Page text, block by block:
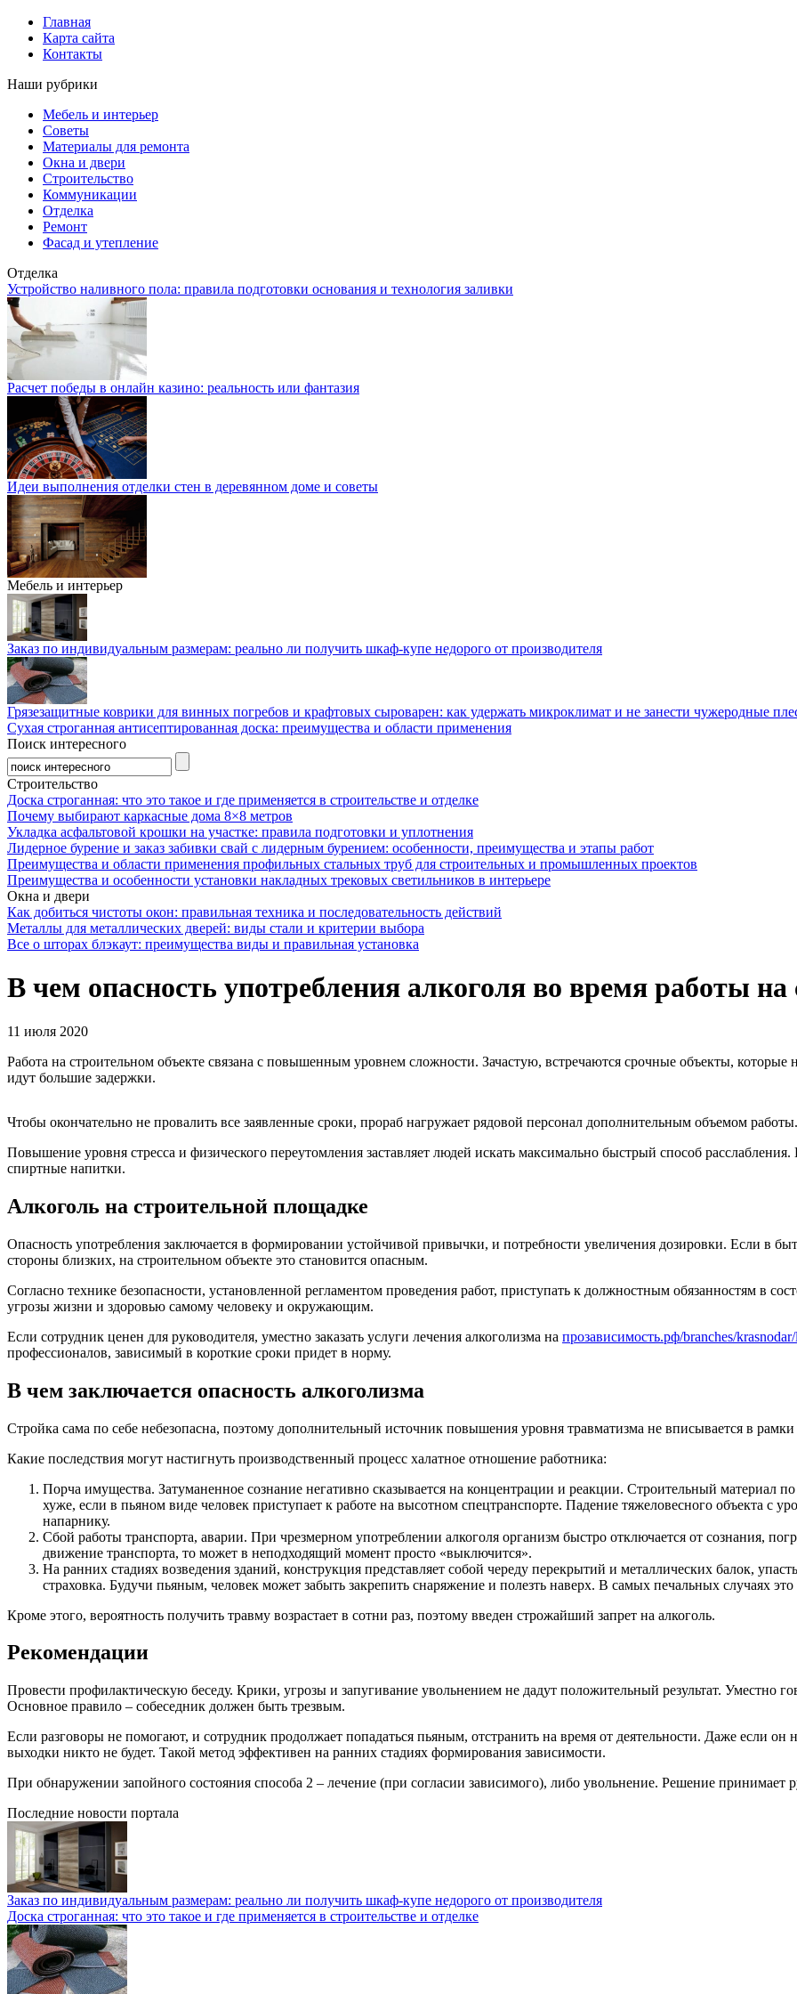
Главная
Карта сайта
Контакты
Наши рубрики
Мебель и интерьер
Советы
Материалы для ремонта
Окна и двери
Строительство
Коммуникации
Отделка
Ремонт
Фасад и утепление
Отделка
Устройство наливного пола: правила подготовки основания и технология заливки
Расчет победы в онлайн казино: реальность или фантазия
Идеи выполнения отделки стен в деревянном доме и советы
Мебель и интерьер
Заказ по индивидуальным размерам: реально ли получить шкаф-купе недорого от производителя
Грязезащитные коврики для винных погребов и крафтовых сыроварен: как удержать микроклимат и не занести чужеродные
Сухая строганная антисептированная доска: преимущества и области применения
Поиск интересного
Строительство
Доска строганная: что это такое и где применяется в строительстве и отделке
Почему выбирают каркасные дома 8×8 метров
Укладка асфальтовой крошки на участке: правила подготовки и уплотнения
Лидерное бурение и заказ забивки свай с лидерным бурением: особенности, преимущества и этапы работ
Преимущества и области применения профильных стальных труб для строительных и промышленных проектов
Преимущества и особенности установки накладных трековых светильников в интерьере
Окна и двери
Как добиться чистоты окон: правильная техника и последовательность действий
Металлы для металлических дверей: виды стали и критерии выбора
Все о шторах блэкаут: преимущества виды и правильная установка
В чем опасность употребления алкоголя во время работы на
11 июля 2020
Работа на строительном объекте связана с повышенным уровнем сложности. Зачастую, встречаются срочные объекты,
идут большие задержки.
Чтобы окончательно не провалить все заявленные сроки, прораб нагружает рядовой персонал дополнительным объемом работы.
Повышение уровня стресса и физического переутомления заставляет людей искать максимально быстрый способ
спиртные напитки.
Алкоголь на строительной площадке
Опасность употребления заключается в формировании устойчивой привычки, и потребности увеличения дозировки. Если в
стороны близких, на строительном объекте это становится опасным.
Согласно технике безопасности, установленной регламентом проведения работ, приступать к должностным обязанностям в
угрозы жизни и здоровью самому человеку и окружающим.
Если сотрудник ценен для руководителя, уместно заказать услуги лечения алкоголизма на прозависимость.рф/branches/
профессионалов, зависимый в короткие сроки придет в норму.
В чем заключается опасность алкоголизма
Стройка сама по себе небезопасна, поэтому дополнительный источник повышения уровня травматизма не вписывается в
Какие последствия могут настигнуть производственный процесс халатное отношение работника:
Порча имущества. Затуманенное сознание негативно сказывается на концентрации и реакции. Строительный материал
хуже, если в пьяном виде человек приступает к работе на высотном спецтранспорте. Падение тяжеловесного объекта
напарнику.
Сбой работы транспорта, аварии. При чрезмерном употреблении алкоголя организм быстро отключается от сознания,
движение транспорта, то может в неподходящий момент просто «выключится».
На ранних стадиях возведения зданий, конструкция представляет собой череду перекрытий и металлических балок,
страховка. Будучи пьяным, человек может забыть закрепить снаряжение и полезть наверх. В самых печальных случаях
Кроме этого, вероятность получить травму возрастает в сотни раз, поэтому введен строжайший запрет на алкоголь.
Рекомендации
Провести профилактическую беседу. Крики, угрозы и запугивание увольнением не дадут положительный результат. Уместно
Основное правило – собеседник должен быть трезвым.
Если разговоры не помогают, и сотрудник продолжает попадаться пьяным, отстранить на время от деятельности. Даже если он
выходки никто не будет. Такой метод эффективен на ранних стадиях формирования зависимости.
При обнаружении запойного состояния способа 2 – лечение (при согласии зависимого), либо увольнение. Решение принимает
Последние новости портала
Заказ по индивидуальным размерам: реально ли получить шкаф-купе недорого от производителя
Доска строганная: что это такое и где применяется в строительстве и отделке